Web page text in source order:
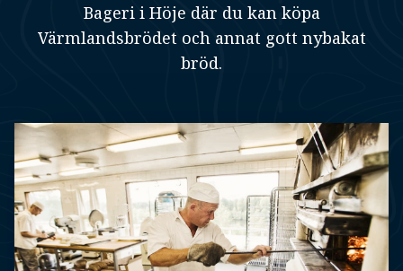
Bageri i Höje där du kan köpa
Värmlandsbrödet och annat gott nybakat
bröd.